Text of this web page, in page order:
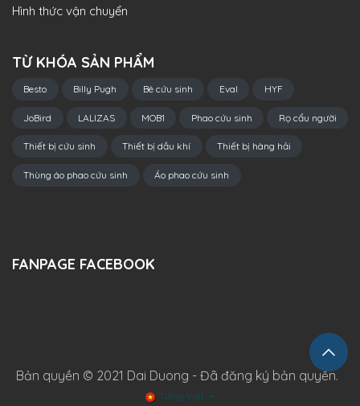
Hình thức vận chuyển
TỪ KHÓA SẢN PHẨM
Besto Billy Pugh Bè cứu sinh Eval HYF
JoBird LALIZAS MOB1 Phao cứu sinh Rọ cẩu người
Thiết bị cứu sinh Thiết bị dầu khí Thiết bị hàng hải
Thùng áo phao cứu sinh Áo phao cứu sinh
FANPAGE FACEBOOK
Bản quyền © 2021 Dai Duong - Đã đăng ký bản quyền.
Tiếng Việt